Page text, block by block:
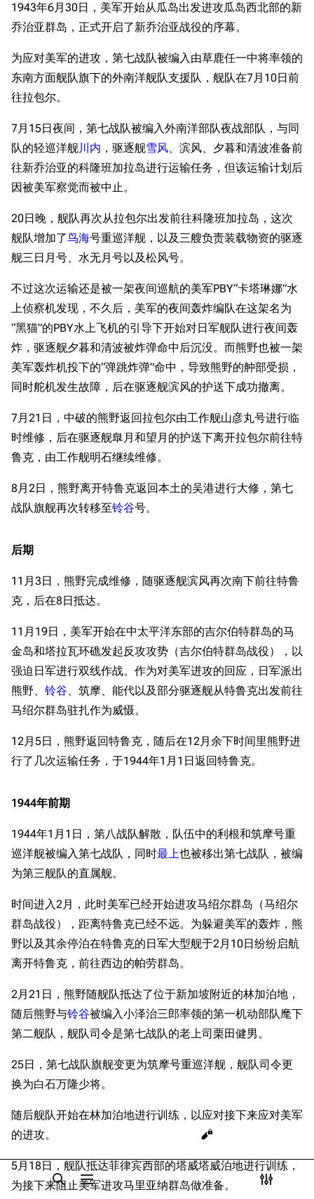
打开/关闭搜索
打开/关闭菜单
资助百科
编辑规范
随便逛逛
好感度
技能
装备图鉴
港区系统
头像
音乐
宿舍与家具
餐厅与料理
浴室
学院与战术
战区支队基地
工程局
杂学考据
考据勘误汇总
历代登录界面
术语词典
物品道具
历次活动关卡图标
舰娘对话小剧场
舰船造船厂一览
舰名溯源
舰艇徽章与格言
蒸汽轮机基础
旧日本八八舰队
近代中国图纸舰
解放军主战舰艇
游戏动态
卫星观测
运营历史
艾拉微博存档
友情链接
舰少资料库
NGA战舰少女R专
区
萌娘百科战舰少女
读）
战列舰论坛
Secret Projects论
坛
Shipbucket像素战
舰
资料站
JSTOR期刊图书馆
Navweaps（镜
像）
Navypedia
Wings Aviation
Dreadnoughtproject
战舰计划1900-
1950
美国海军历史手册
Hyper War
Fold3
馆
馆
打开/关
未登录
未登录用户的IP地址会在进行任意编辑后公开展示。
创建账号
登录
分享此页面
查看
清除缓存
链入页面
可打印版
固定链接
页面信息
引用此页
1943年6月30日，美军开始从瓜岛出发进攻瓜岛西北部的新
乔治亚群岛，正式开启了新乔治亚战役的序幕。
为应对美军的进攻，第七战队被编入由草鹿任一中将率领的
东南方面舰队旗下的外南洋舰队支援队，舰队在7月10日前
往拉包尔。
7月15日夜间，第七战队被编入外南洋部队夜战部队，与同
队的轻巡洋舰川内 ，驱逐舰雪风、滨风、夕暮和清波准备前
往新乔治亚的科隆班加拉岛进行运输任务，但该运输计划后
因被美军察觉而被中止。
20日晚，舰队再次从拉包尔出发前往科隆班加拉岛，这次
舰队增加了鸟海号重巡洋舰，以及三艘负责装载物资的驱逐
舰三日月号、水无月号以及松风号。
不过这次运输还是被一架夜间巡航的美军PBY“卡塔琳娜”水
上侦察机发现，不久后，美军的夜间轰炸编队在这架名为
“黑猫”的PBY水上飞机的引导下开始对日军舰队进行夜间轰
炸，驱逐舰夕暮和清波被炸弹命中后沉没。而熊野也被一架
美军轰炸机投下的“弹跳炸弹”命中，导致熊野的舯部受损，
同时舵机发生故障，后在驱逐舰滨风的护送下成功撤离。
7月21日，中破的熊野返回拉包尔由工作舰山彦丸号进行临
时维修，后在驱逐舰臯月和望月的护送下离开拉包尔前往特
鲁克，由工作舰明石继续维修。
8月2日，熊野离开特鲁克返回本土的吴港进行大修，第七
战队旗舰再次转移至铃谷号。
后期
11月3日，熊野完成维修，随驱逐舰滨风再次南下前往特鲁
克，后在8日抵达。
11月19日，美军开始在中太平洋东部的吉尔伯特群岛的马
金岛和塔拉瓦环礁发起反攻攻势（吉尔伯特群岛战役），以
强迫日军进行双线作战。作为对美军进攻的回应，日军派出
熊野、 铃谷、筑摩、能代以及部分驱逐舰从特鲁克出发前往
马绍尔群岛驻扎作为威慑。
12月5日，熊野返回特鲁克，随后在12月余下时间里熊野进
行了几次运输任务，于1944年1月1日返回特鲁克。
1944年前期
1944年1月1日，第八战队解散，队伍中的利根和筑摩号重
巡洋舰被编入第七战队，同时最上也被移出第七战队，被编
为第三舰队的直属舰。
时间进入2月，此时美军已经开始进攻马绍尔群岛（马绍尔
群岛战役），距离特鲁克已经不远。为躲避美军的轰炸，熊
野以及其余停泊在特鲁克的日军大型舰于2月10日纷纷启航
离开特鲁克，前往西边的帕劳群岛。
2月21日，熊野随舰队抵达了位于新加坡附近的林加泊地，
随后熊野与铃谷被编入小泽治三郎率领的第一机动部队麾下
第二舰队，舰队司令是第七战队的老上司栗田健男。
25日，第七战队旗舰变更为筑摩号重巡洋舰，舰队司令更
换为白石万隆少将。
随后舰队开始在林加泊地进行训练，以应对接下来应对美军
的进攻。
5月18日，舰队抵达菲律宾西部的塔威塔威泊地进行训练，
为接下来阻止美军进攻马里亚纳群岛做准备。
目录
游戏数据
台词
原型简介
服役历史
太平洋战争前期
南方作战与兰印作战
印度洋方面作战
中途岛海战
瓜岛战役
后期
1943年
新乔治亚群岛战役
后期
1944年前期
莱特湾海战
萨马岛海战
撤退
服役末期
沉没
游戏相关
台词解析
同厂舰娘